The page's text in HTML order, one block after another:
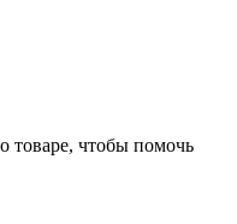
товаре, чтобы помочь